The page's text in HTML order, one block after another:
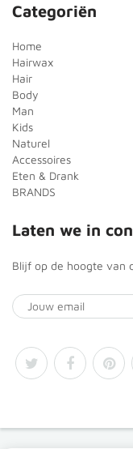
Categoriën
Home
Hairwax
Hair
Body
Man
Kids
Naturel
Accessoires
Eten & Drank
BRANDS
Laten we in
Blijf op de hoogte van